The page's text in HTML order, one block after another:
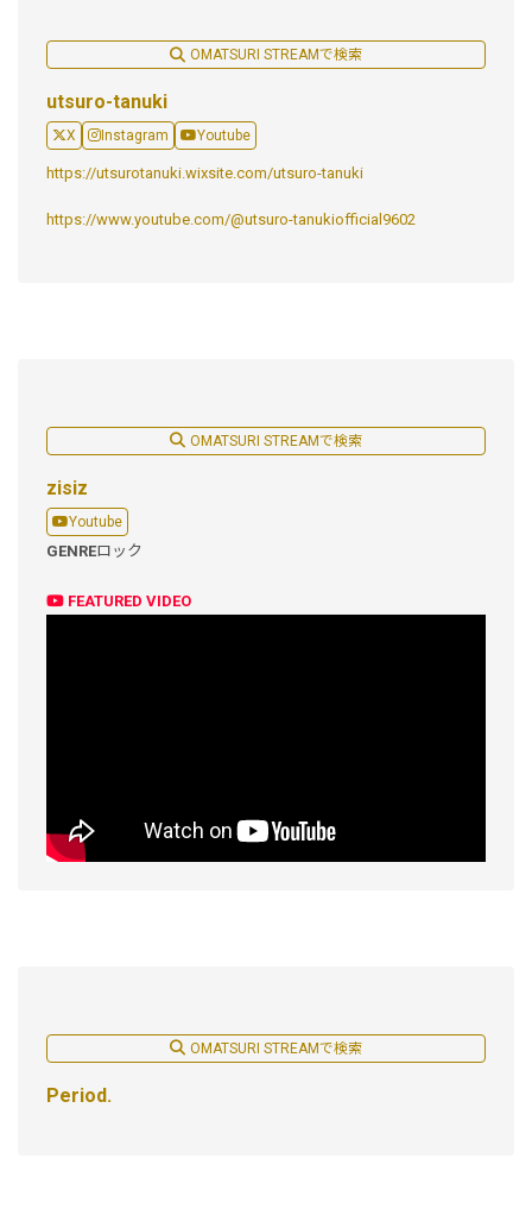
OMATSURI STREAMで検索
utsuro-tanuki
X Instagram Youtube
https://utsurotanuki.wixsite.com/utsuro-tanuki
https://www.youtube.com/@utsuro-tanukiofficial9602
OMATSURI STREAMで検索
zisiz
Youtube
GENREロック
FEATURED VIDEO
OMATSURI STREAMで検索
Period.